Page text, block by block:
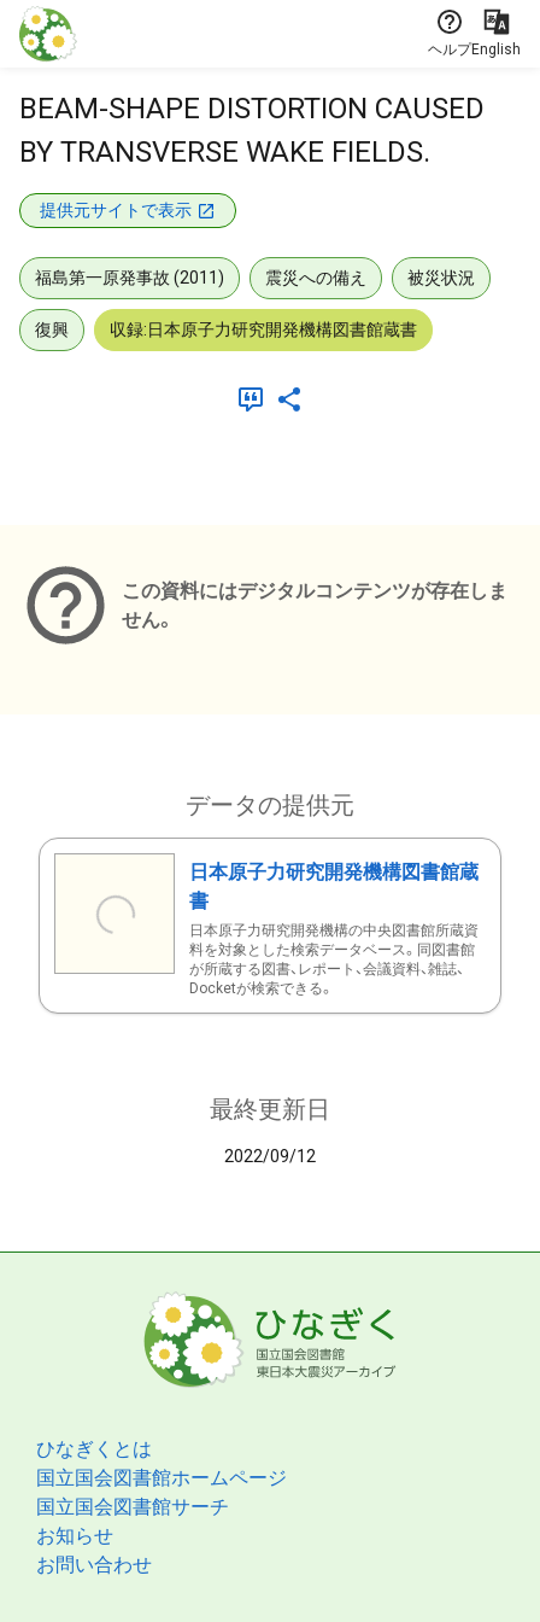
本文に飛ぶ
ヘルプEnglish
BEAM-SHAPE DISTORTION CAUSED
BY TRANSVERSE WAKE FIELDS.
提供元サイトで表示
福島第一原発事故 (2011) 震災への備え 被災状況
復興 収録:日本原子力研究開発機構図書館蔵書
この資料にはデジタルコンテンツが存在しま
せん。
データの提供元
日本原子力研究開発機構図書館蔵
書
日本原子力研究開発機構の中央図書館所蔵資
料を対象とした検索データベース。同図書館
が所蔵する図書、レポート、会議資料、雑誌、
Docketが検索できる。
最終更新日
2022/09/12
ひなぎくとは
国立国会図書館ホームページ
国立国会図書館サーチ
お知らせ
お問い合わせ